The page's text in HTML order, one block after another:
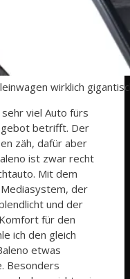
wirklich
viel Auto fürs
betrifft. Der
zäh, dafür aber
ist zwar recht
Mit dem
der
und der
für den
ich den gleich
etwas
Besonders